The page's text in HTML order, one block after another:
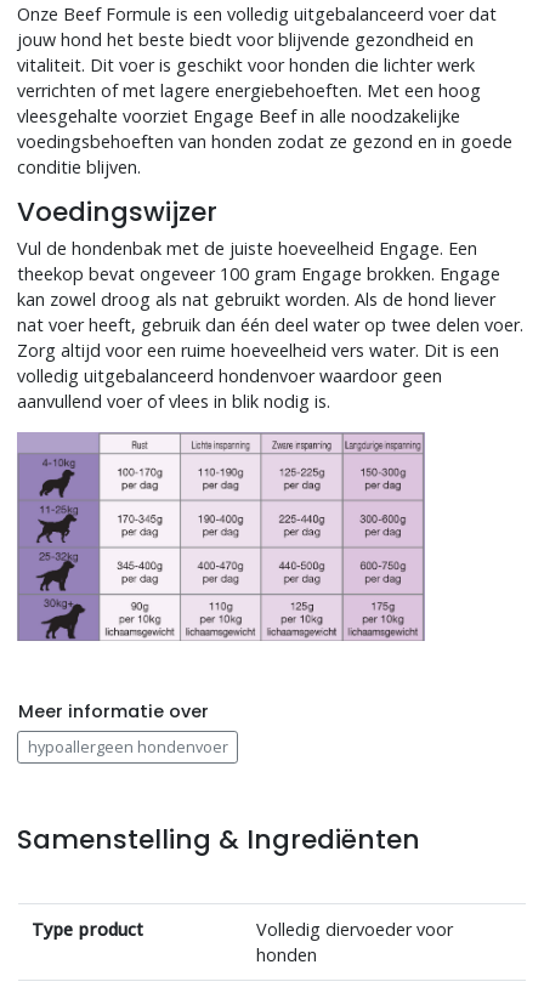
Onze Beef Formule is een volledig uitgebalanceerd voer dat
jouw hond het beste biedt voor blijvende gezondheid en
vitaliteit. Dit voer is geschikt voor honden die lichter werk
verrichten of met lagere energiebehoeften. Met een hoog
vleesgehalte voorziet Engage Beef in alle noodzakelijke
voedingsbehoeften van honden zodat ze gezond en in goede
conditie blijven.
Voedingswijzer
Vul de hondenbak met de juiste hoeveelheid Engage. Een
theekop bevat ongeveer 100 gram Engage brokken. Engage
kan zowel droog als nat gebruikt worden. Als de hond liever
nat voer heeft, gebruik dan één deel water op twee delen voer.
Zorg altijd voor een ruime hoeveelheid vers water. Dit is een
volledig uitgebalanceerd hondenvoer waardoor geen
aanvullend voer of vlees in blik nodig is.
Meer informatie over
hypoallergeen hondenvoer
Samenstelling & Ingrediënten
Type product
Volledig diervoeder voor
honden